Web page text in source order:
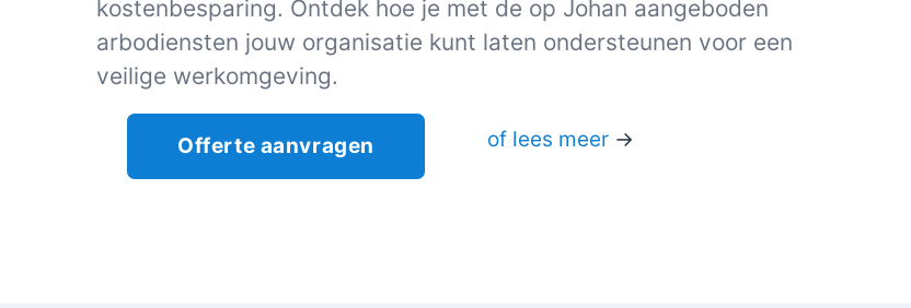
kostenbesparing. Ontdek hoe je met de op Johan aangeboden
arbodiensten jouw organisatie kunt laten ondersteunen voor een
veilige werkomgeving.
Offerte aanvragen of lees meer →